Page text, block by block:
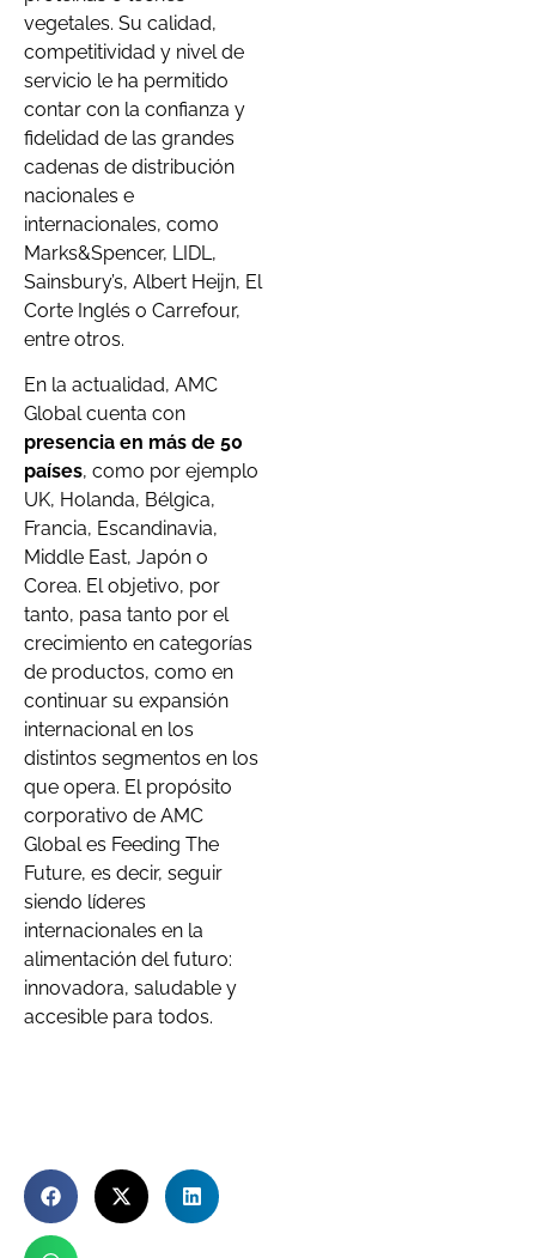
vegetales. Su calidad,
competitividad y nivel de
servicio le ha permitido
contar con la confianza y
fidelidad de las grandes
cadenas de distribución
nacionales e
internacionales, como
Marks&Spencer, LIDL,
Sainsbury’s, Albert Heijn, El
Corte Inglés o Carrefour,
entre otros.
En la actualidad, AMC
Global cuenta con
presencia en más de 50
países, como por ejemplo
UK, Holanda, Bélgica,
Francia, Escandinavia,
Middle East, Japón o
Corea. El objetivo, por
tanto, pasa tanto por el
crecimiento en categorías
de productos, como en
continuar su expansión
internacional en los
distintos segmentos en los
que opera. El propósito
corporativo de AMC
Global es Feeding The
Future, es decir, seguir
siendo líderes
internacionales en la
alimentación del futuro:
innovadora, saludable y
accesible para todos.